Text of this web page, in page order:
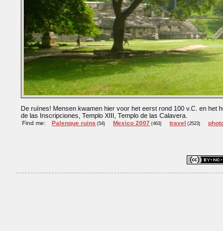
De ruïnes! Mensen kwamen hier voor het eerst rond 100 v.C. en het
de las Inscripciones, Templo XIII, Templo de las Calavera.
Find me: Palenque ruins (54) Mexico 2007 (463) travel (2523)